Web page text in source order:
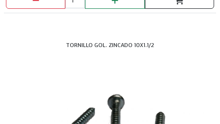
TORNILLO GOL. ZINCADO 10X1.1/2